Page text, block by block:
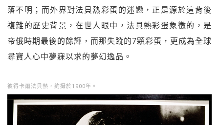
落不明；而外界對法貝熱彩蛋的迷戀，正是源於這背後
複雜的歷史背景，在世人眼中，法貝熱彩蛋象徵的，是
帝俄時期最後的餘輝，而那失蹤的7顆彩蛋，更成為全球
尋寶人心中夢寐以求的夢幻逸品。
彼得卡爾法貝熱，約攝於1900年。